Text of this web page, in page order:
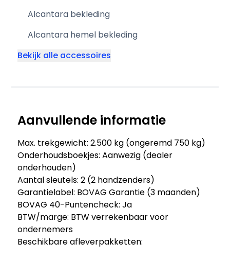
Alcantara bekleding
Alcantara hemel bekleding
Bekijk alle accessoires
Aanvullende informatie
Max. trekgewicht: 2.500 kg (ongeremd 750 kg)
Onderhoudsboekjes: Aanwezig (dealer
onderhouden)
Aantal sleutels: 2 (2 handzenders)
Garantielabel: BOVAG Garantie (3 maanden)
BOVAG 40-Puntencheck: Ja
BTW/marge: BTW verrekenbaar voor
ondernemers
Beschikbare afleverpakketten: